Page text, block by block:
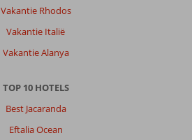
Vakantie Rhodos
Vakantie Italië
Vakantie Alanya
TOP 10 HOTELS
Best Jacaranda
Eftalia Ocean